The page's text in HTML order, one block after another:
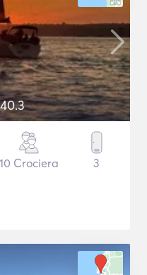
10 Crociera 3